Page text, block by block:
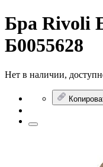
Бра Rivoli
Б0055628
Нет в наличии,